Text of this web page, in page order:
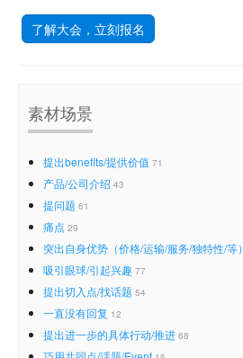
了解大会，立刻报名
素材场景
提出benefits/提供价值 71
产品/公司介绍 43
提问题 61
痛点 29
突出自身优势（价格/运输/服务/独特性/等）
吸引眼球/引起兴趣 77
提出切入点/找话题 54
一直没有回复 12
提出进一步的具体行动/推进 68